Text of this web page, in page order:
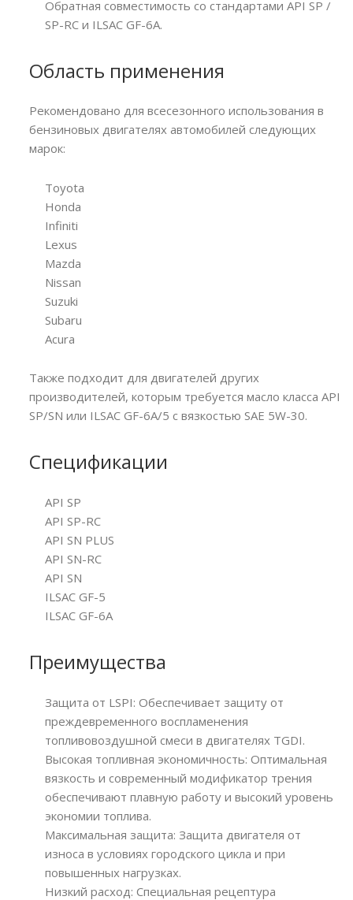
Обратная совместимость со стандартами API SP /
SP-RC и ILSAC GF-6A.
Область применения
Рекомендовано для всесезонного использования в
бензиновых двигателях автомобилей следующих
марок:
Toyota
Honda
Infiniti
Lexus
Mazda
Nissan
Suzuki
Subaru
Acura
Также подходит для двигателей других
производителей, которым требуется масло класса API
SP/SN или ILSAC GF-6A/5 с вязкостью SAE 5W-30.
Спецификации
API SP
API SP-RC
API SN PLUS
API SN-RC
API SN
ILSAC GF-5
ILSAC GF-6A
Преимущества
Защита от LSPI: Обеспечивает защиту от
преждевременного воспламенения
топливовоздушной смеси в двигателях TGDI.
Высокая топливная экономичность: Оптимальная
вязкость и современный модификатор трения
обеспечивают плавную работу и высокий уровень
экономии топлива.
Максимальная защита: Защита двигателя от
износа в условиях городского цикла и при
повышенных нагрузках.
Низкий расход: Специальная рецептура